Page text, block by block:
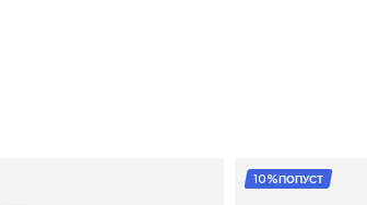
10%ПОПУСТ